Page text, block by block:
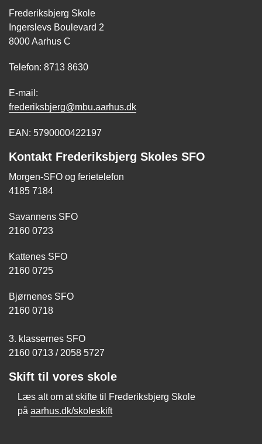
Frederiksbjerg Skole
Ingerslevs Boulevard 2
8000 Aarhus C
Telefon: 8713 8630
E-mail:
frederiksbjerg@mbu.aarhus.dk
EAN: 5790000422197
Kontakt Frederiksbjerg Skoles SFO
Morgen-SFO og ferietelefon
4185 7184
Savannens SFO
2160 0723
Kattenes SFO
2160 0725
Bjørnenes SFO
2160 0718
3. klassernes SFO
2160 0713 / 2058 5727
Skift til vores skole
Læs alt om at skifte til Frederiksbjerg Skole
på aarhus.dk/skoleskift